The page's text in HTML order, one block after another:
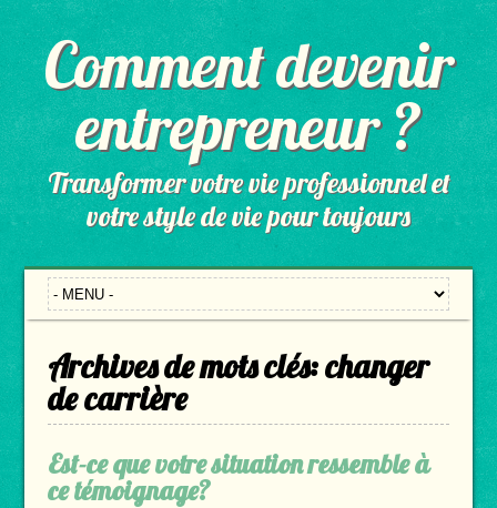
Comment devenir
entrepreneur ?
Transformer votre vie professionnel et
votre style de vie pour toujours
Archives de mots clés:changer
de carrière
Est-ce que votre situation ressemble à
ce témoignage?